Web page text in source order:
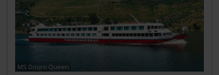
MS Douro Queen